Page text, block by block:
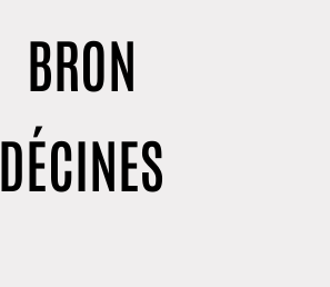
BRON
DÉCINES